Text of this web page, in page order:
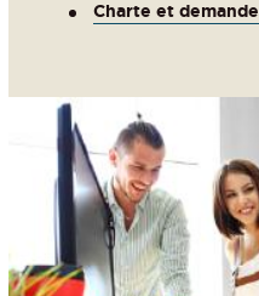
Charte et